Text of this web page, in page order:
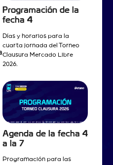
Programación de la
fecha 4
Días y horarios para la
cuarta jornada del Torneo
Clausura Mercado Libre
2026.
Agenda de la fecha 4
a la 7
Programación para las